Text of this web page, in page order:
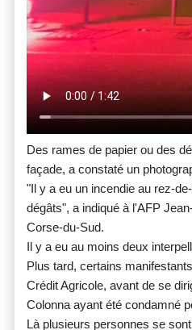
Des rames de papier ou des
façade, a constaté un
"Il y a eu un incendie au rez-
dégâts", a indiqué à l'AFP
Corse-du-Sud.
Il y a eu au moins deux
Plus tard, certains
Crédit Agricole, avant de se
Colonna ayant été condamné
Là plusieurs personnes se